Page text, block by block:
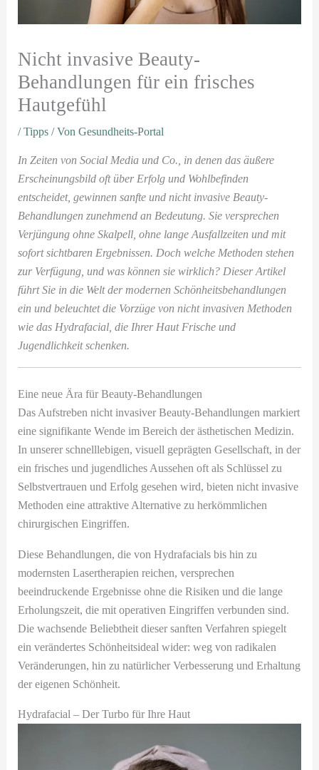
Nicht invasive Beauty-
Behandlungen für ein frisches
Hautgefühl
/Tipps / VonGesundheits-Portal
In Zeiten von Social Media und Co., in denen das äußere
Erscheinungsbild oft über Erfolg und Wohlbefinden
entscheidet, gewinnen sanfte und nicht invasive Beauty-
Behandlungen zunehmend an Bedeutung. Sie versprechen
Verjüngung ohne Skalpell, ohne lange Ausfallzeiten und mit
sofort sichtbaren Ergebnissen. Doch welche Methoden stehen
zur Verfügung, und was können sie wirklich? Dieser Artikel
führt Sie in die Welt der modernen Schönheitsbehandlungen
ein und beleuchtet die Vorzüge von nicht invasiven Methoden
wie das Hydrafacial, die Ihrer Haut Frische und
Jugendlichkeit schenken.
Eine neue Ära für Beauty-Behandlungen
Das Aufstreben nicht invasiver Beauty-Behandlungen markiert
eine signifikante Wende im Bereich der ästhetischen Medizin.
In unserer schnelllebigen, visuell geprägten Gesellschaft, in der
ein frisches und jugendliches Aussehen oft als Schlüssel zu
Selbstvertrauen und Erfolg gesehen wird, bieten nicht invasive
Methoden eine attraktive Alternative zu herkömmlichen
chirurgischen Eingriffen.
Diese Behandlungen, die von Hydrafacials bis hin zu
modernsten Lasertherapien reichen, versprechen
beeindruckende Ergebnisse ohne die Risiken und die lange
Erholungszeit, die mit operativen Eingriffen verbunden sind.
Die wachsende Beliebtheit dieser sanften Verfahren spiegelt
ein verändertes Schönheitsideal wider: weg von radikalen
Veränderungen, hin zu natürlicher Verbesserung und Erhaltung
der eigenen Schönheit.
Hydrafacial – Der Turbo für Ihre Haut